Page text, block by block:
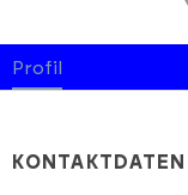
Profil
KONTAKTDATEN